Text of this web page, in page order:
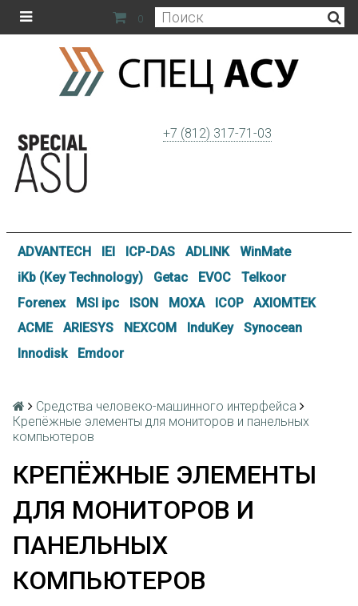
0
+7 (812) 317-71-03
ADVANTECH IEI ICP-DAS ADLINK
WinMate
iKb (Key Technology)
Getac EVOC
Telkoor
Forenex
MSI ipc ISON MOXA ICOP
AXIOMTEK
ACME
ARIESYS NEXCOM InduKey
Synocean
Innodisk
Emdoor
Средства человеко-машинного интерфейса
Крепёжные элементы для мониторов и панельных
компьютеров
КРЕПЁЖНЫЕ ЭЛЕМЕНТЫ
ДЛЯ МОНИТОРОВ И
ПАНЕЛЬНЫХ
КОМПЬЮТЕРОВ